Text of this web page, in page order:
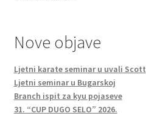
Nove objave
Ljetni karate seminar u uvali Scott
Ljetni seminar u Bugarskoj
Branch ispit za kyu pojaseve
31. “CUP DUGO SELO” 2026.